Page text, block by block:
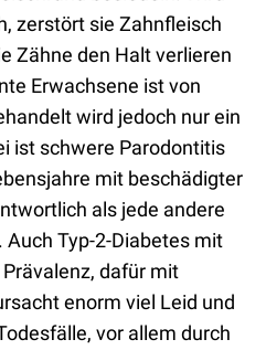
zerstört sie Zahnfleisch
Zähne den Halt verlieren
Erwachsene ist von
wird jedoch nur ein
ist schwere Parodontitis
mit beschädigter
als jede andere
Typ-2-Diabetes mit
dafür mit
enorm viel Leid und
vor allem durch